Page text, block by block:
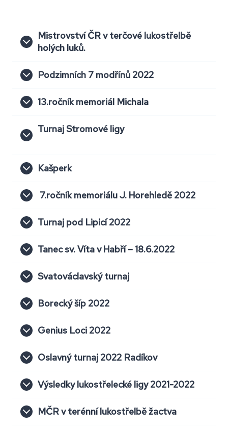
Mistrovství ČR v terčové lukostřelbě
holých luků.
Podzimních 7 modřínů 2022
13.ročník memoriál Michala
Turnaj Stromové ligy
Kašperk
7.ročník memoriálu J. Horehledě 2022
Turnaj pod Lipicí 2022
Tanec sv. Víta v Habří – 18.6.2022
Svatováclavský turnaj
Borecký šíp 2022
Genius Loci 2022
Oslavný turnaj 2022 Radíkov
Výsledky lukostřelecké ligy 2021-2022
MČR v terénní lukostřelbě žactva